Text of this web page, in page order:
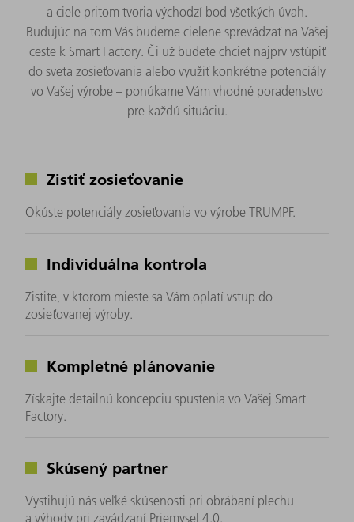
a ciele pritom tvoria východzí bod všetkých úvah.
Budujúc na tom Vás budeme cielene sprevádzať na Vašej
ceste k Smart Factory. Či už budete chcieť najprv vstúpiť
do sveta zosieťovania alebo využiť konkrétne potenciály
vo Vašej výrobe – ponúkame Vám vhodné poradenstvo
pre každú situáciu.
Zistiť zosieťovanie
Okúste potenciály zosieťovania vo výrobe TRUMPF.
Individuálna kontrola
Zistite, v ktorom mieste sa Vám oplatí vstup do
zosieťovanej výroby.
Kompletné plánovanie
Získajte detailnú koncepciu spustenia vo Vašej Smart
Factory.
Skúsený partner
Vystihujú nás veľké skúsenosti pri obrábaní plechu
a výhody pri zavádzaní Priemysel 4.0.